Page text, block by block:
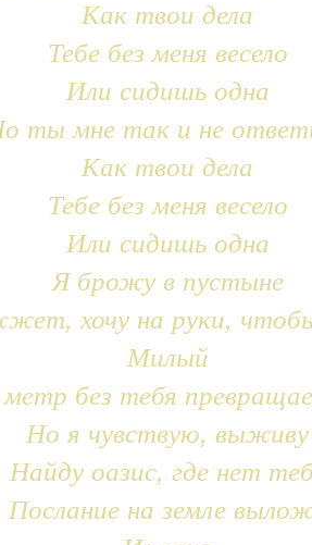
Как твои дела
Тебе без меня весело
Или сидишь одна
ты мне так и не
Как твои дела
Тебе без меня весело
Или сидишь одна
Я брожу в пустыне
хочу на руки,
Милый
без тебя
Но я чувствую, выживу
Найду оазис, где нет
Послание на земле